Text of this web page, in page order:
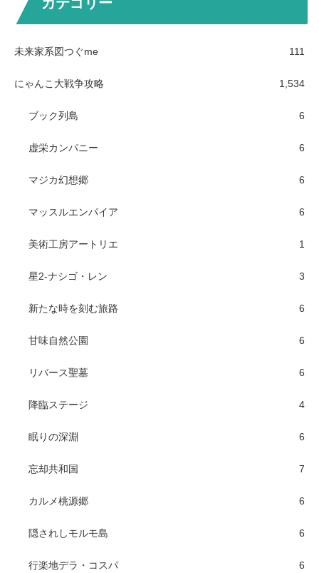
未来家系図つぐme 111
にゃんこ大戦争攻略 1,534
ブック列島 6
虚栄カンパニー 6
マジカ幻想郷 6
マッスルエンパイア 6
美術工房アートリエ 1
星2-ナシゴ・レン 3
新たな時を刻む旅路 6
甘味自然公園 6
リバース聖墓 6
降臨ステージ 4
眠りの深淵 6
忘却共和国 7
カルメ桃源郷 6
隠されしモルモ島 6
行楽地デラ・コスパ 6